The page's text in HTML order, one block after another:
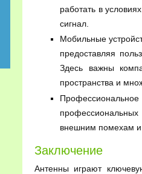
работать в
сигнал.
Мобильные
предоставляя
Здесь важны
пространства и
профессиональных
внешним помехам и
Заключение
Антенны играют